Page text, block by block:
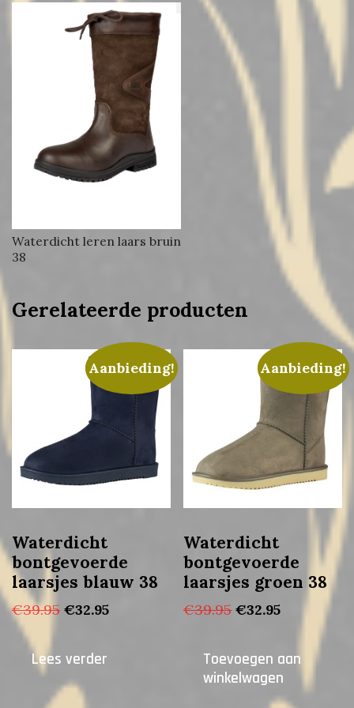
Waterdicht leren laars bruin
38
Gerelateerde producten
Aanbieding!
Waterdicht
bontgevoerde
laarsjes blauw 38
€39.95 Oorspronkelijke
€39.95.
€32.95Huidige
Lees verder
Aanbieding!
Waterdicht
bontgevoerde
laarsjes groen 38
€39.95 Oorspronkelijke
€39.95.
€32.95Huidige
€32.95.
Toevoegen aan
winkelwagen